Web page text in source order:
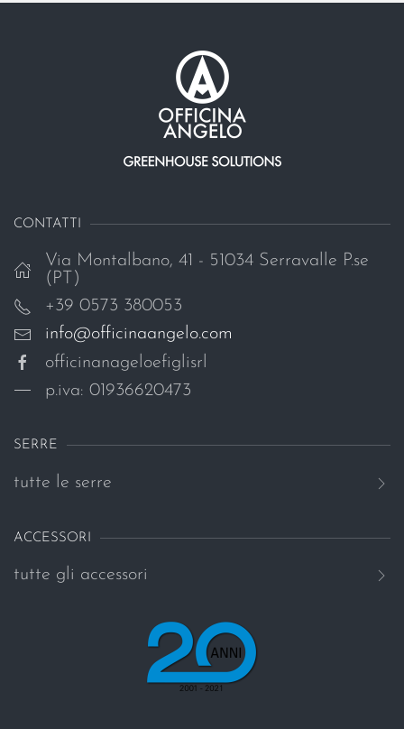
CONTATTI
Via Montalbano, 41 - 51034 Serravalle P.se
(PT)
+39 0573 380053
info@officinaangelo.com
officinanageloefiglisrl
p.iva: 01936620473
SERRE
tutte le serre
ACCESSORI
tutte gli accessori